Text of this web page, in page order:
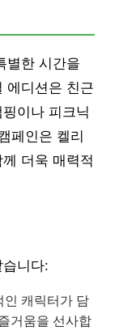
별한 시간을
에디션은 친근
이나 피크닉
페인은 켈리
더욱 매력적
니다:
인 캐릭터가 담
거움을 선사합